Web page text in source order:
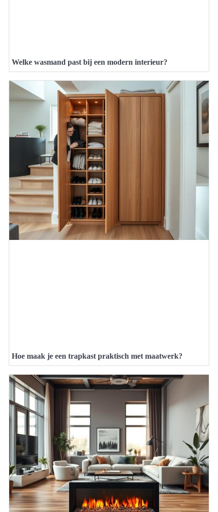
Welke wasmand past bij een modern interieur?
Hoe maak je een trapkast praktisch met maatwerk?